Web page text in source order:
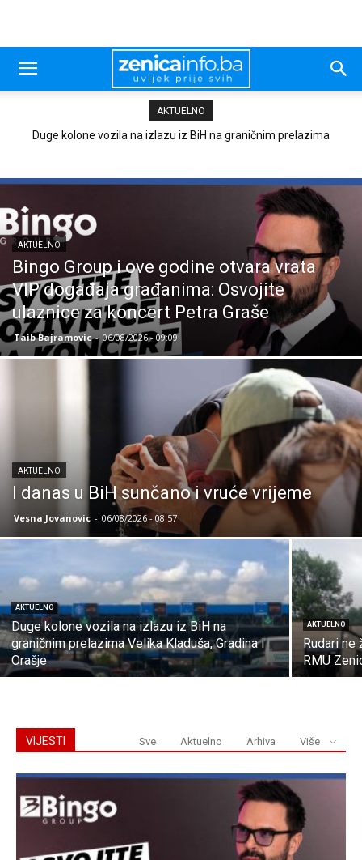
AKTUELNO
Duge kolone vozila na izlazu iz BiH na graničnim prelazima
Rudari ne žele da napuste jamu Raspotočje RMU Zenica
AKTUELNO
Bingo Group i ove godine otvara vrata
VIP događaja građanima: Osvojite
ulaznice za koncert Petra Graše
Taib Bajramovic - 06/08/2026 - 09:09
AKTUELNO
I danas u BiH sunčano i vruće vrijeme
Vesna Jovanovic - 06/08/2026 - 08:57
AKTUELNO
Duge kolone vozila na izlazu iz BiH na
graničnim prelazima Velika Kladuša, Gradina i
Orašje
AKTUELNO
Rudari ne
RMU
VIJESTI Sve Aktuelno Arhiva Više